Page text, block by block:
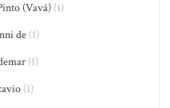
(Vavá) (1)
de (1)
(1)
(1)